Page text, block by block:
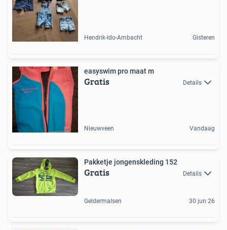
Hendrik-Ido-Ambacht Gisteren
easyswim pro maat m
Gratis Details
Nieuwveen Vandaag
Pakketje jongenskleding 152
Gratis Details
Geldermalsen 30 jun 26